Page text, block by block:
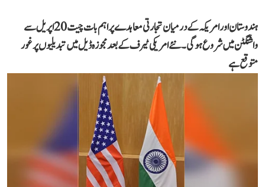
ہندوستان اور امریکہ کے درمیان تجارتی معاہدے پر اہم بات چیت 20 اپریل سے
واشنگٹن میں شروع ہوگی۔ نئے امریکی ٹیرف کے بعد مجوزہ ڈیل میں تبدیلیوں پر غور
متوقع ہے